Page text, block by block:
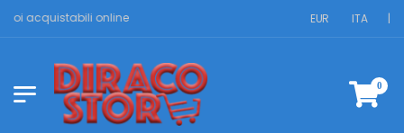
acquistabili online EUR ITA |
0